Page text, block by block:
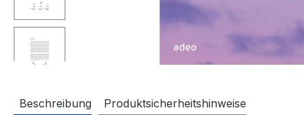
Beschreibung Produktsicherheitshinweise